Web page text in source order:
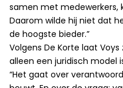
samen met medewerkers,
Daarom wilde hij niet dat
de hoogste bieder.”
Volgens De Korte laat
alleen een juridisch model
“Het gaat over